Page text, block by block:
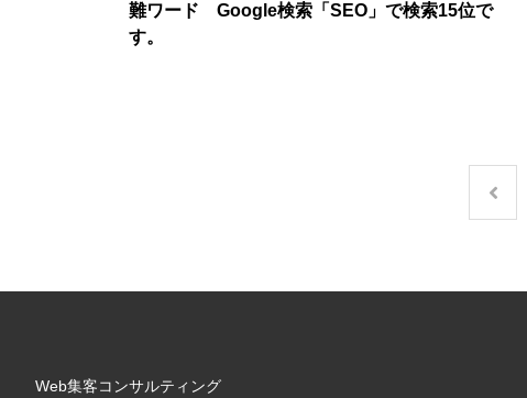
難ワード Google検索「SEO」で検索15位で
す。
Web集客コンサルティング